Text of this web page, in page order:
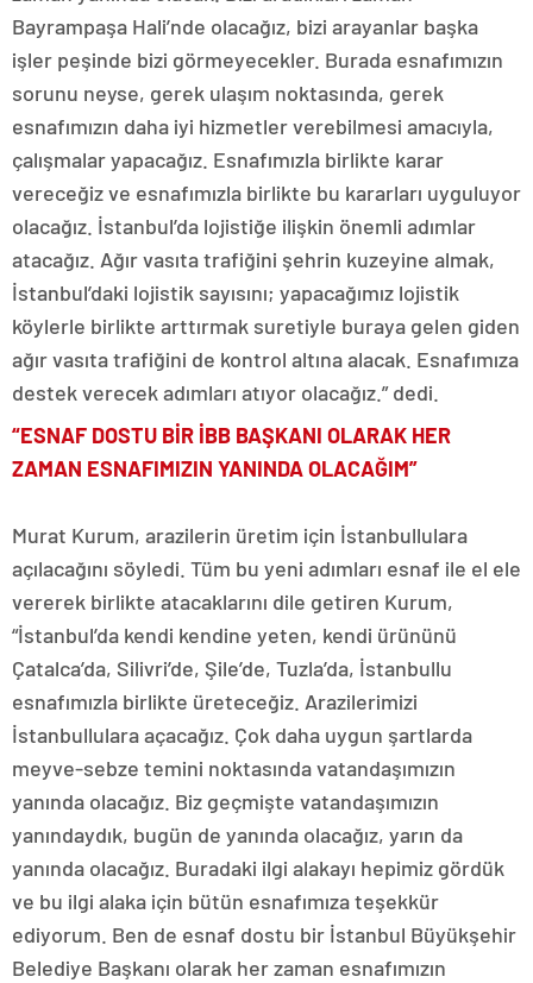
Bayrampaşa Hali’nde olacağız, bizi arayanlar başka
işler peşinde bizi görmeyecekler. Burada esnafımızın
sorunu neyse, gerek ulaşım noktasında, gerek
esnafımızın daha iyi hizmetler verebilmesi amacıyla,
çalışmalar yapacağız. Esnafımızla birlikte karar
vereceğiz ve esnafımızla birlikte bu kararları uyguluyor
olacağız. İstanbul’da lojistiğe ilişkin önemli adımlar
atacağız. Ağır vasıta trafiğini şehrin kuzeyine almak,
İstanbul’daki lojistik sayısını; yapacağımız lojistik
köylerle birlikte arttırmak suretiyle buraya gelen giden
ağır vasıta trafiğini de kontrol altına alacak. Esnafımıza
destek verecek adımları atıyor olacağız.” dedi.
“ESNAF DOSTU BİR İBB BAŞKANI OLARAK HER
ZAMAN ESNAFIMIZIN YANINDA OLACAĞIM”
Murat Kurum, arazilerin üretim için İstanbullulara
açılacağını söyledi. Tüm bu yeni adımları esnaf ile el ele
vererek birlikte atacaklarını dile getiren Kurum,
“İstanbul’da kendi kendine yeten, kendi ürününü
Çatalca’da, Silivri’de, Şile’de, Tuzla’da, İstanbullu
esnafımızla birlikte üreteceğiz. Arazilerimizi
İstanbullulara açacağız. Çok daha uygun şartlarda
meyve-sebze temini noktasında vatandaşımızın
yanında olacağız. Biz geçmişte vatandaşımızın
yanındaydık, bugün de yanında olacağız, yarın da
yanında olacağız. Buradaki ilgi alakayı hepimiz gördük
ve bu ilgi alaka için bütün esnafımıza teşekkür
ediyorum. Ben de esnaf dostu bir İstanbul Büyükşehir
Belediye Başkanı olarak her zaman esnafımızın